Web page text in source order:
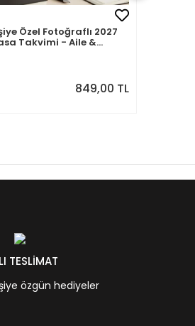
Özel Fotoğraflı 2027
Takvimi - Aile &
849,00 TL
TESLİMAT
özgün hediyeler